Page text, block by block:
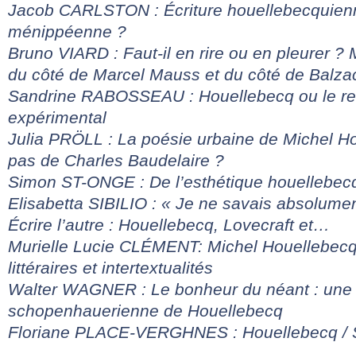
Jacob CARLSTON : Écriture
ménippéenne ?
Bruno VIARD : Faut-il en rire ou en pleurer ?
du côté de Marcel Mauss et du côté de
Sandrine RABOSSEAU : Houellebecq ou le
expérimental
Julia PRÖLL : La poésie urbaine de Michel
pas de Charles Baudelaire ?
Simon ST-ONGE : De l’esthétique
Elisabetta SIBILIO : « Je ne savais
Écrire l’autre : Houellebecq, Lovecraft et…
Murielle Lucie CLÉMENT: Michel
littéraires et intertextualités
Walter WAGNER : Le bonheur du néant :
schopenhauerienne de Houellebecq
Floriane PLACE-VERGHNES : Houellebecq /